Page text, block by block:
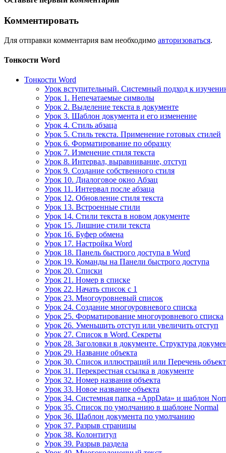
Комментировать
Для отправки комментария вам необходимо авторизоваться.
Тонкости Word
Тонкости Word
Урок вступительный. Системный подход к
Урок 1. Непечатаемые символы
Урок 2. Выделение текста в документе
Урок 3. Шаблон документа и его изменение
Урок 4. Стиль абзаца
Урок 5. Стиль текста. Применение готовых стилей
Урок 6. Форматирование по образцу
Урок 7. Изменение стиля текста
Урок 8. Интервал, выравнивание, отступ
Урок 9. Создание собственного стиля
Урок 10. Диалоговое окно Абзац
Урок 11. Интервал после абзаца
Урок 12. Обновление стиля текста
Урок 13. Встроенные стили
Урок 14. Стили текста в новом документе
Урок 15. Лишние стили текста
Урок 16. Буфер обмена
Урок 17. Настройка Word
Урок 18. Панель быстрого доступа в Word
Урок 19. Команды на Панели быстрого доступа
Урок 20. Списки
Урок 21. Номер в списке
Урок 22. Начать список с 1
Урок 23. Многоуровневый список
Урок 24. Создание многоуровневого списка
Урок 25. Форматирование многоуровневого списка
Урок 26. Уменьшить отступ или увеличить отступ
Урок 27. Список в Word. Секреты
Урок 28. Заголовки в документе. Структура
Урок 29. Название объекта
Урок 30. Список иллюстраций или Перечень
Урок 31. Перекрестная ссылка в документе
Урок 32. Номер названия объекта
Урок 33. Новое название объекта
Урок 34. Системная папка «AppData» и шаблон
Урок 35. Список по умолчанию в шаблоне Normal
Урок 36. Шаблон документа по умолчанию
Урок 37. Разрыв страницы
Урок 38. Колонтитул
Урок 39. Разрыв раздела